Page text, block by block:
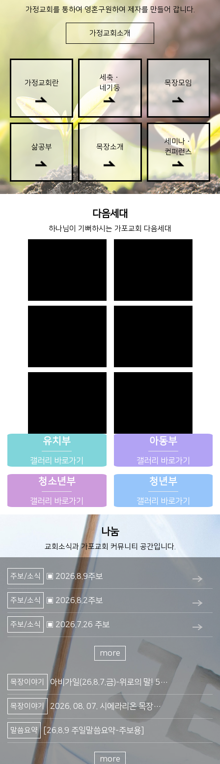
가정교회를 통하여 영혼구원하여 제자를 만들어 갑니다.
가정교회소개
가정교회란
세축ㆍ
네기둥
목장모임
삶공부 목장소개
세미나ㆍ
컨퍼런스
다음세대
하나님이 기뻐하시는 가포교회 다음세대
유치부
갤러리 바로가기
아동부
갤러리 바로가기
청소년부
갤러리 바로가기
청년부
갤러리 바로가기
나눔
교회소식과 가포교회 커뮤니티 공간입니다.
주보/소식 ▣ 2026.8.9주보
주보/소식 ▣ 2026.8.2주보
주보/소식 ▣ 2026.7.26 주보
▣ 2026.7.19 주보
주보/소식 ▣ 2026.7.12 주보
주보/소식 [교우소식]♡축!결혼♡ 박혜민양(박상열집사(샘물) 딸)-7/11
주보/소식 ▣ 2026.7.5 주보
주보/소식 ▣ 2026.6.28 주보
more
목장이야기 아비가일(26.8.7.금)-위로의 말! 5가지?
목장이야기 2026. 08. 07. 시에라리온 목장이야기
말씀요약 [26.8.9 주일말씀요약-주보용]
목장이야기 138회(8/2) 모로코갓뷰목장이야기
more